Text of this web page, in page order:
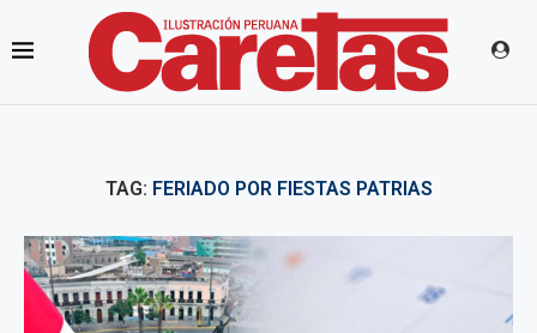
TAG: FERIADO POR FIESTAS PATRIAS